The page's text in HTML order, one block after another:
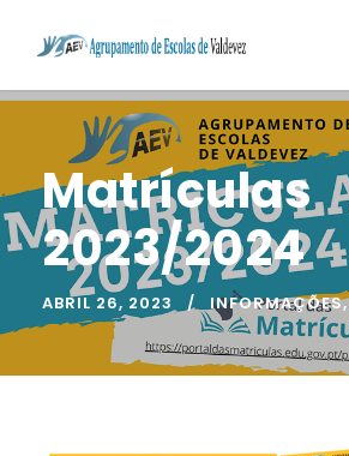
Matrículas
2023/2024
ABRIL 26, 2023 INFORMAÇÕES,